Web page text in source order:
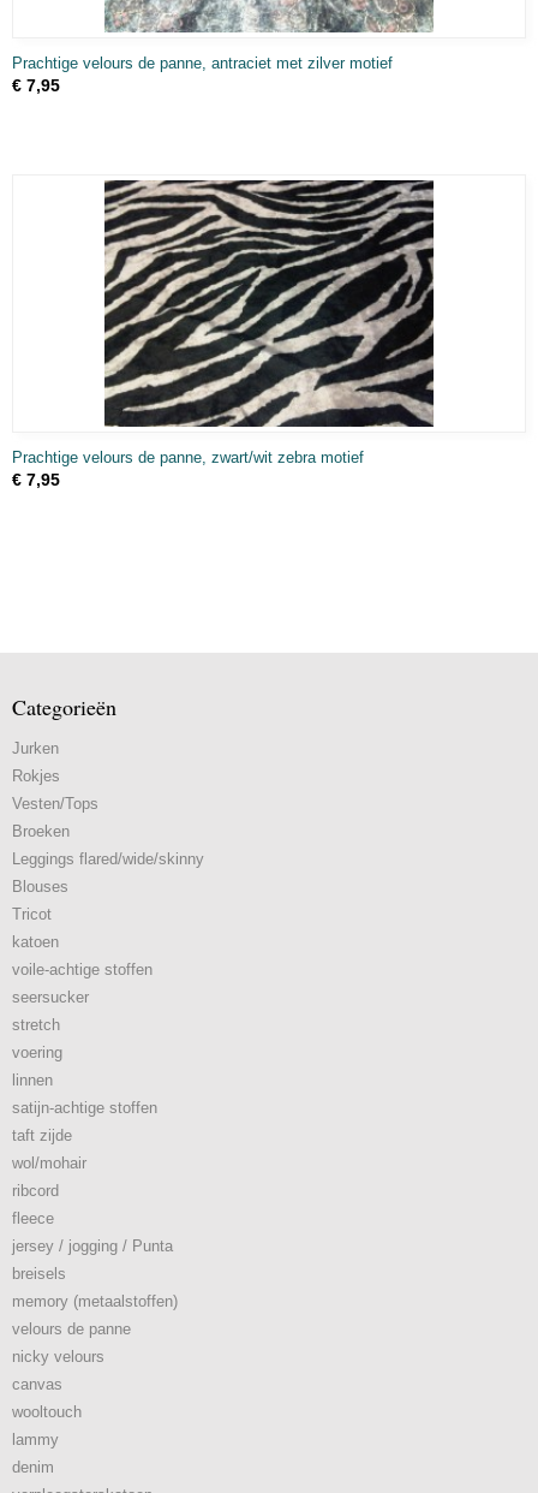
Prachtige velours de panne, antraciet met zilver motief
€ 7,95
Prachtige velours de panne, zwart/wit zebra motief
€ 7,95
Categorieën
Jurken
Rokjes
Vesten/Tops
Broeken
Leggings flared/wide/skinny
Blouses
Tricot
katoen
voile-achtige stoffen
seersucker
stretch
voering
linnen
satijn-achtige stoffen
taft zijde
wol/mohair
ribcord
fleece
jersey / jogging / Punta
breisels
memory (metaalstoffen)
velours de panne
nicky velours
canvas
wooltouch
lammy
denim